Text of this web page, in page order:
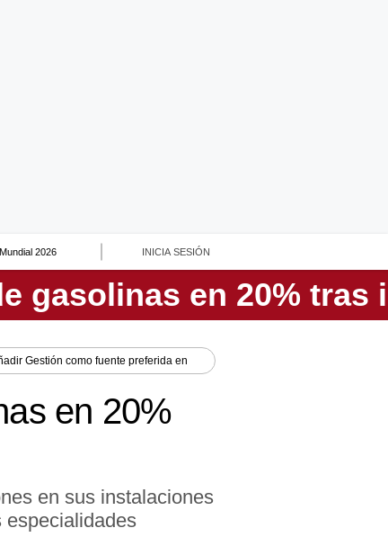
Mundial 2026 INICIA SESIÓN
Gestión como fuente preferida en
en 20%
en sus instalaciones
especialidades